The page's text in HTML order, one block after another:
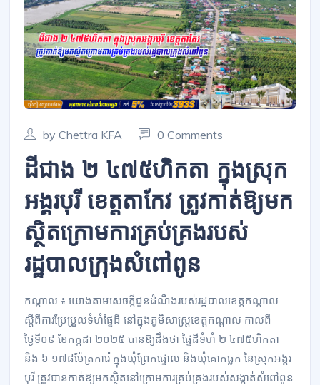
by Chettra KFA 0 Comments
ដី​ជាង ២ ៤៧៥ហិកតា ​​ក្នុងស្រុក​
អង្គរបុរី​ ខេត្តតាកែវ ត្រូវកាត់ឱ្យមក​
ស្ថិតក្រោមការគ្រប់គ្រងរបស់
រដ្ឋបាល​ក្រុង​សំពៅពូន​
កណ្តាល ៖ យោងតាមសេចក្ដីជូនដំណឹង​របស់​រដ្ឋបាលខេត្ត​កណ្ដាល
ស្ដីពីការ​ប្រែប្រួលទំហំ​ផ្ទៃដី នៅក្នុង​ភូមិ​សាស្ត្រ​ខេត្តកណ្ដាល កាលពី
ថ្ងៃទី០៩ ខែកក្កដា ២០២៥ បានឱ្យដឹងថា ផ្ទៃដីទំហំ ២ ៤៧៥​ហិកតា
និង ៦ ១៧៨​ម៉ែត្រ​ការ៉េ ក្នុង​ឃុំ​ព្រែក​ផ្ទោល ​និង​ឃុំ​គោកធ្លក​ នៃស្រុក​អង្គរ​
បុរី ត្រូវបានកាត់ឱ្យម​កស្ថិត​នៅ​ក្រោមការ​គ្រប់គ្រង​របស់​សង្កាត់សំពៅពូន